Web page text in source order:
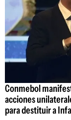
Conmebol
acciones
para destituir a